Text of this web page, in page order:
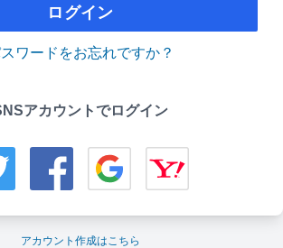
ログイン
ワードをお忘れですか？
アカウントでログイン
アカウント作成はこちら